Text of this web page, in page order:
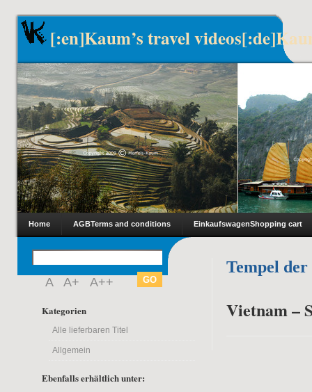
[:en]Kaum’s travel
Home AGBTerms and conditions EinkaufswagenShopping cart
A A+ A++
Kategorien
Alle lieferbaren Titel
Allgemein
Ebenfalls erhältlich unter:
Tempel
Vietnam –